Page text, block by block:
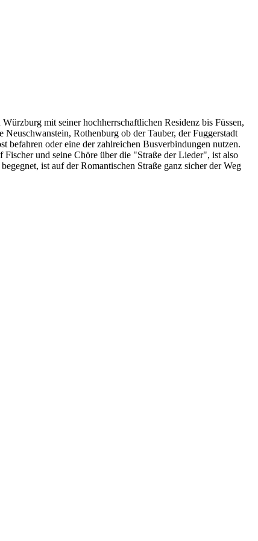
mit seiner hochherrschaftlichen Residenz bis Füssen,
Rothenburg ob der Tauber, der Fuggerstadt
oder eine der zahlreichen Busverbindungen nutzen.
und seine Chöre über die "Straße der Lieder", ist also
ist auf der Romantischen Straße ganz sicher der Weg